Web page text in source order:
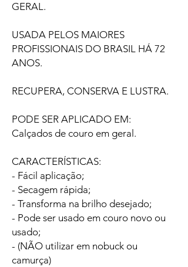
GERAL.
USADA PELOS MAIORES
PROFISSIONAIS DO BRASIL HÁ 72
ANOS.
RECUPERA, CONSERVA E LUSTRA.
PODE SER APLICADO EM:
Calçados de couro em geral.
CARACTERÍSTICAS:
- Fácil aplicação;
- Secagem rápida;
- Transforma na brilho desejado;
- Pode ser usado em couro novo ou
usado;
- (NÃO utilizar em nobuck ou
camurça)